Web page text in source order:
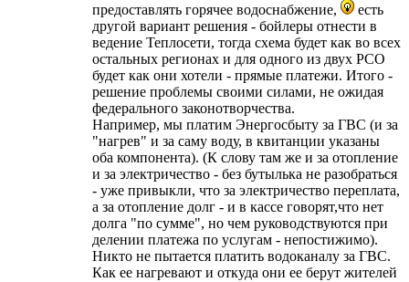
предоставлять горячее водоснабжение,
есть
другой вариант решения - бойлеры отнести в
ведение Теплосети, тогда схема будет как во всех
остальных регионах и для одного из двух РСО
будет как они хотели - прямые платежи. Итого -
решение проблемы своими силами, не ожидая
федерального законотворчества.
Например, мы платим Энергосбыту за ГВС (и за
"нагрев" и за саму воду, в квитанции указаны
оба компонента). (К слову там же и за отопление
и за электричество - без бутылька не разобраться
- уже привыкли, что за электричество переплата,
а за отопление долг - и в кассе говорят,что нет
долга "по сумме", но чем руководствуются при
делении платежа по услугам - непостижимо).
Никто не пытается платить водоканалу за ГВС.
Как ее нагревают и откуда они ее берут жителей